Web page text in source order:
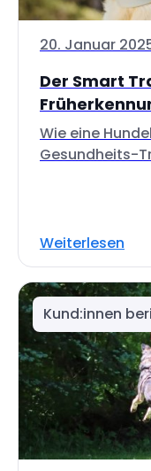
20. Januar
Der Smart
Wie eine
Gesundheits-
Weiterlesen
Kund:innen